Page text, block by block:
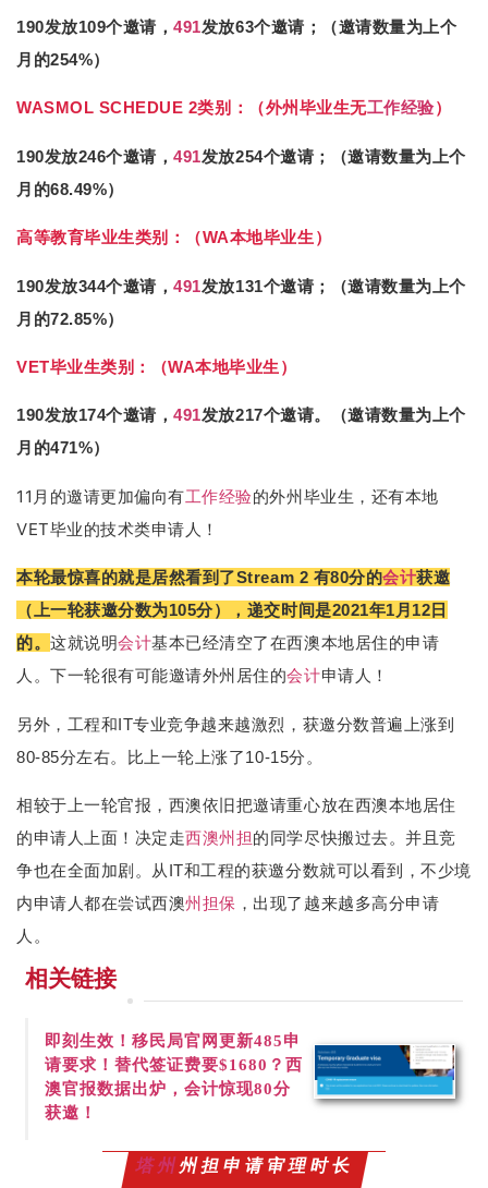
190发放109个邀请，491发放63个邀请；（邀请数量为上个
月的254%）
WASMOL SCHEDUE 2类别：（外州毕业生无工作经验）
190发放246个邀请，491发放254个邀请；（邀请数量为上个
月的68.49%）
高等教育毕业生类别：（WA本地毕业生）
190发放344个邀请，491发放131个邀请；（邀请数量为上个
月的72.85%）
VET毕业生类别：（WA本地毕业生）
190发放174个邀请，491发放217个邀请。（邀请数量为上个
月的471%）
11月的邀请更加偏向有工作经验的外州毕业生，还有本地
VET毕业的技术类申请人！
本轮最惊喜的就是居然看到了Stream 2 有80分的会计获邀
（上一轮获邀分数为105分），递交时间是2021年1月12日
的。这就说明会计基本已经清空了在西澳本地居住的申请
人。下一轮很有可能邀请外州居住的会计申请人！
另外，工程和IT专业竞争越来越激烈，获邀分数普遍上涨到
80-85分左右。比上一轮上涨了10-15分。
相较于上一轮官报，西澳依旧把邀请重心放在西澳本地居住
的申请人上面！决定走西澳州担的同学尽快搬过去。并且竞
争也在全面加剧。从IT和工程的获邀分数就可以看到，不少境
内申请人都在尝试西澳州担保 ，出现了越来越多高分申请
人。
相关链接
即刻生效！ 移民局官网更新485申
请要求！替代签证费要$1680？西
澳官报数据出炉，会计惊现80分
获邀！
塔州州担申请审理时长